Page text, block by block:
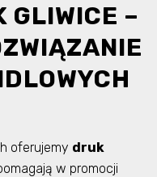
GLIWICE –
oferujemy druk
w promocji